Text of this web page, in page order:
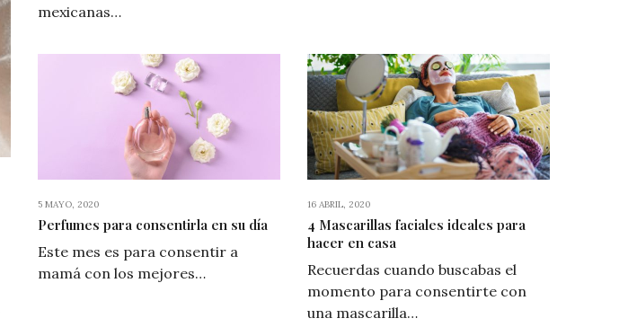
mexicanas…
5 MAYO, 2020
Perfumes para consentirla en su día
Este mes es para consentir a
mamá con los mejores…
16 ABRIL, 2020
4 Mascarillas faciales ideales para
hacer en casa
Recuerdas cuando buscabas el
momento para consentirte con
una mascarilla…